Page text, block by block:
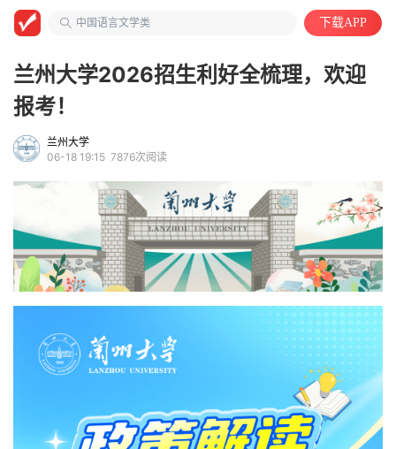
中国语言文学类
下载APP
兰州大学2026招生利好全梳理，欢迎
报考！
兰州大学
06-18 19:15 7876次阅读